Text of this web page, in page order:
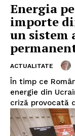
Energia
importe
un sistem
ACTUALITATE
În timp ce
energie din
criză provocată